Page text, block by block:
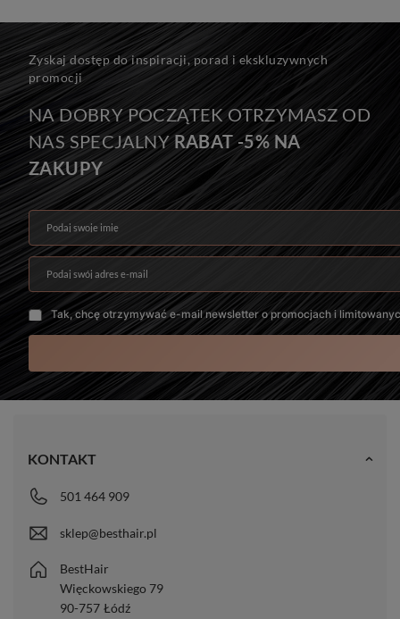
Seria MAGIC
Do efektu przedłużenia zalecamy: 14-20 kanapek.
Do efektu zagęszczenia zalecamy: 6-14 kanapek.
Na zdjęciu znajduje się 10 kanapek, czyli 50 g włosów.
Jedyne w swoim rodzaju, ukryte kanapki z bardzo grubymi
końcówkami!
Zyskaj dostęp do inspiracji, porad i ekskluzywnych
promocji
NA DOBRY POCZĄTEK OTRZYMASZ OD
NAS SPECJALNYRABAT -5% NA
ZAKUPY
Podaj swoje imię
Podaj swój adres e-mail
Tak, chcę otrzymywać e-mail newsletter o promocjach i
KONTAKT
501 464 909
sklep@besthair.pl
BestHair
Więckowskiego 79
90-757 Łódź